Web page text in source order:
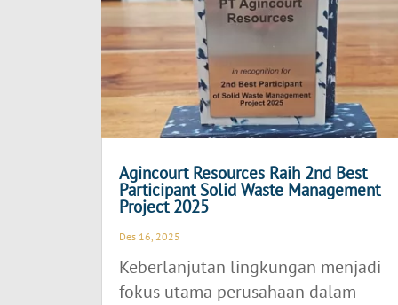
Agincourt Resources Raih 2nd Best
Participant Solid Waste Management
Project 2025
Des 16, 2025
Keberlanjutan lingkungan menjadi
fokus utama perusahaan dalam